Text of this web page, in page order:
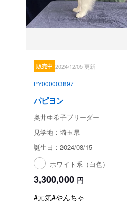
販売中 2024/12/05 更新
PY000003897
パピヨン
奥井亜希子ブリーダー
見学地：埼玉県
誕生日：2024/08/15
ホワイト系（白色）
3,300,000 円
#元気#やんちゃ